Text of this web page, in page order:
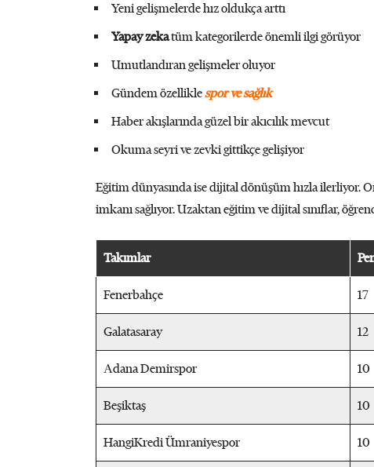
Yeni gelişmelerde hız oldukça arttı
Yapay zekatüm kategorilerde önemli ilgi görüyor
Umutlandıran gelişmeler oluyor
Gündem özelliklespor ve sağlık
Haber akışlarında güzel bir akıcılık mevcut
Okuma seyri ve zevki gittikçe gelişiyor
Eğitim dünyasında ise dijital dönüşüm hızla ilerliyor.
imkanı sağlıyor. Uzaktan eğitim ve dijital sınıflar,
Takımlar
Fenerbahçe 17
Galatasaray 12
Adana Demirspor 10
Beşiktaş 10
HangiKredi Ümraniyespor 10